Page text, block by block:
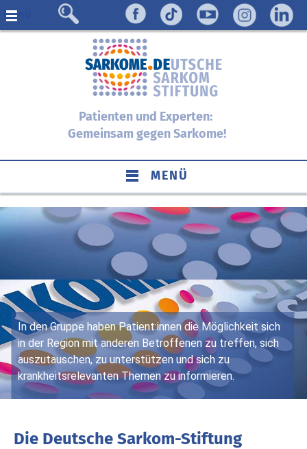
Menü
Patienten und Experten:
Gemeinsam gegen Sarkome!
MENÜ
In den Gruppe haben Patient:innen die Möglichkeit sich
in der Region mit anderen Betroffenen zu treffen, sich
auszutauschen, zu unterstützen und sich zu
krankheitsrelevanten Themen zu informieren.
Finden Sie Ihre regionale
Sarkom-Selbsthilfegruppe:
Die Deutsche Sarkom-Stiftung